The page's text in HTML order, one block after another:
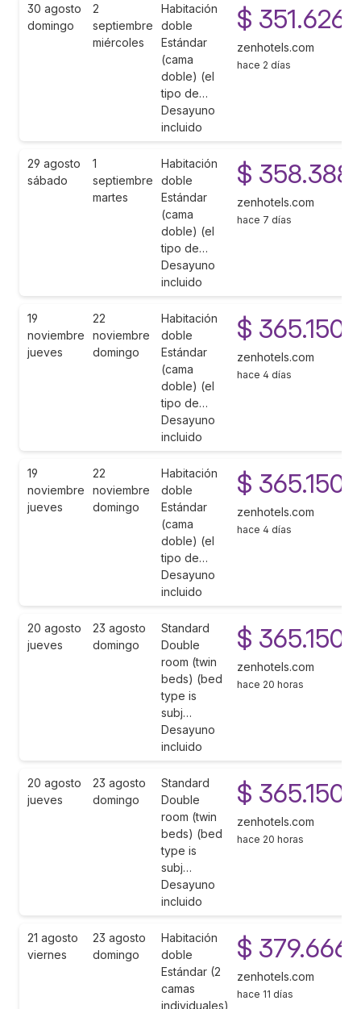
30 agosto
domingo
2
septiembre
miércoles
Habitación
doble
Estándar
(cama
doble) (el
tipo de…
Desayuno
incluido
$ 351.626
zenhotels.com
hace 2 días
29 agosto
sábado
1
septiembre
martes
Habitación
doble
Estándar
(cama
doble) (el
tipo de…
Desayuno
incluido
$ 358.388
zenhotels.com
hace 7 días
19
noviembre
jueves
22
noviembre
domingo
Habitación
doble
Estándar
(cama
doble) (el
tipo de…
Desayuno
incluido
$ 365.150
zenhotels.com
hace 4 días
19
noviembre
jueves
22
noviembre
domingo
Habitación
doble
Estándar
(cama
doble) (el
tipo de…
Desayuno
incluido
$ 365.150
zenhotels.com
hace 4 días
20 agosto
jueves
23 agosto
domingo
Standard
Double
room (twin
beds) (bed
type is
subj…
Desayuno
incluido
$ 365.150
zenhotels.com
hace 20 horas
20 agosto
jueves
23 agosto
domingo
Standard
Double
room (twin
beds) (bed
type is
subj…
Desayuno
incluido
$ 365.150
zenhotels.com
hace 20 horas
21 agosto
viernes
23 agosto
domingo
Habitación
doble
Estándar (2
camas
individuales)
$ 379.666
zenhotels.com
hace 11 días